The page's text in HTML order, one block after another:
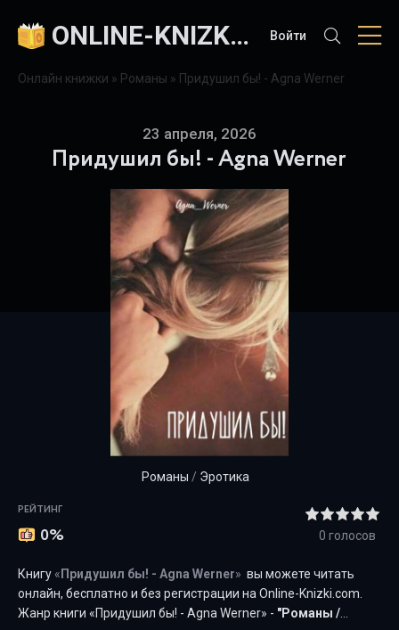
ONLINE-KNIZKI.COM Войти
Онлайн книжки » Романы » Придушил бы! - Agna Werner
Придушил бы! - Agna Werner
23 апреля, 2026
Романы / Эротика
РЕЙТИНГ
0% 0 голосов
Книгу « Придушил бы! - Agna Werner» вы можете читать
онлайн, бесплатно и без регистрации на Оnline-Knizki.com.
Жанр книги «Придушил бы! - Agna Werner» - "Романы /